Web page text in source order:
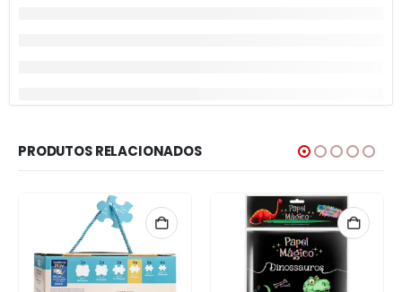
PRODUTOS RELACIONADOS